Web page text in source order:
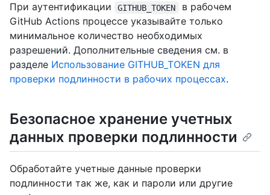
При аутентификации
GITHUB_TOKEN
в рабочем
GitHub Actions процессе указывайте только
минимальное количество необходимых
разрешений. Дополнительные сведения см. в
разделе Использование GITHUB_TOKEN для
проверки подлинности в рабочих процессах.
Безопасное хранение учетных
данных проверки подлинности
Обработайте учетные данные проверки
подлинности так же, как и пароли или другие